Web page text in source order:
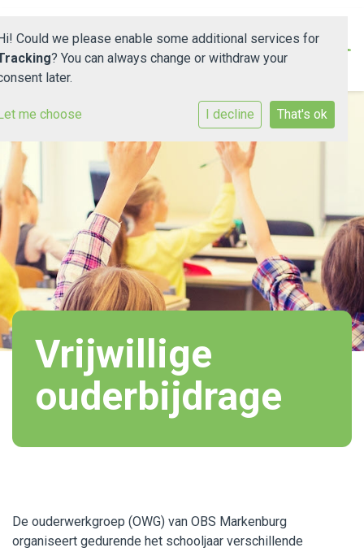
Onze school
Documenten en protocollen
Nieuws
Ouders
Leerlingenraad
PO/VO
ContactVrijwillige
ouderbijdrage
De ouderwerkgroep (OWG) van OBS Markenburg
organiseert gedurende het schooljaar verschillende
Could we please enable some additional services for
? You can always change or withdraw your
later.
me choose I decline That's ok